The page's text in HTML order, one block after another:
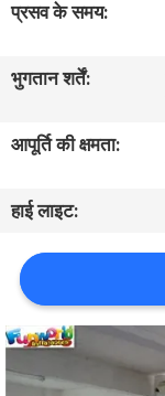
नियंत्रण
COMPANY
NEWS
साइटमैप
PRIVACY
POLICY
प्रसव के समय:
भुगतान शर्तें:
आपूर्ति की क्षमता:
हाई लाइट: